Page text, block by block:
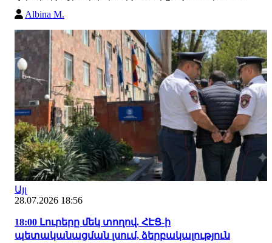
Albina M.
Այլ
28.07.2026 18:56
18:00 Լուրերը մեկ տողով. ՀԷՑ-ի
պետականացման լսում, ձերբակալություն